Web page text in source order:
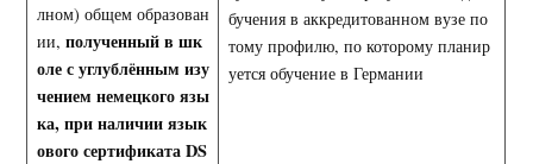
бучения в аккредитованном вузе по
тому профилю, по которому планир
уется обучение в Германии
лном) общем образован
ии, полученный в шк
оле суглублённым изу
чением немецкого язы
ка, при наличии язык
ового сертификатаDS